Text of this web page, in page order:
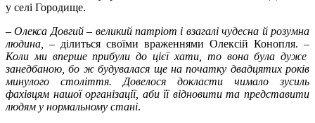
у селі Городище.
– Олекса Довгий– великий патріот і взагалі чудесна й розумна
людина,
– ділиться своїми враженнями Олексій Конопля. –
Коли ми вперше прибули до цієї хати, то вона була дуже
занедбаною, бо ж будувалася ще на початку двадцятих років
минулого століття. Довелося докласти чимало зусиль
фахівцям нашої організації, аби її відновити та представити
людям у нормальному стані.